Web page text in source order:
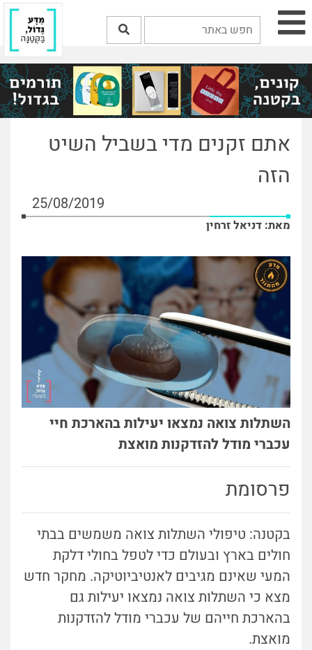
אתם זקנים מדי בשביל השיט
הזה
25/08/2019
מאת: דניאל זרחין
השתלות צואה נמצאו יעילות בהארכת חיי
עכברי מודל להזדקנות מואצת
פרסומת
בקטנה: טיפולי השתלות צואה משמשים בבתי
חולים בארץ ובעולם כדי לטפל בחולי דלקת
המעי שאינם מגיבים לאנטיביוטיקה. מחקר חדש
מצא כי השתלות צואה נמצאו יעילות גם
בהארכת חייהם של עכברי מודל להזדקנות
מואצת.